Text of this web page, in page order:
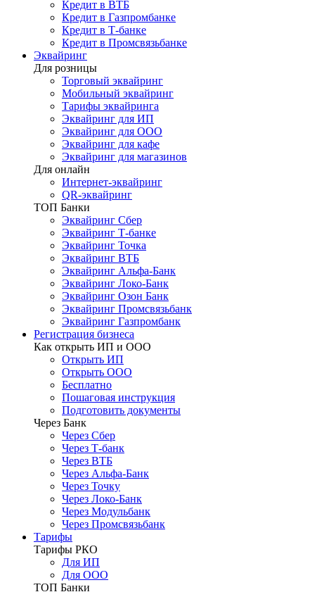
Кредит в ВТБ
Кредит в Газпромбанке
Кредит в Т-банке
Кредит в Промсвязьбанке
Эквайринг
Для розницы
Торговый эквайринг
Мобильный эквайринг
Тарифы эквайринга
Эквайринг для ИП
Эквайринг для ООО
Эквайринг для кафе
Эквайринг для магазинов
Для онлайн
Интернет-эквайринг
QR-эквайринг
ТОП Банки
Эквайринг Сбер
Эквайринг Т-банке
Эквайринг Точка
Эквайринг ВТБ
Эквайринг Альфа-Банк
Эквайринг Локо-Банк
Эквайринг Озон Банк
Эквайринг Промсвязьбанк
Эквайринг Газпромбанк
Регистрация бизнеса
Как открыть ИП и ООО
Открыть ИП
Открыть ООО
Бесплатно
Пошаговая инструкция
Подготовить документы
Через Банк
Через Сбер
Через Т-банк
Через ВТБ
Через Альфа-Банк
Через Точку
Через Локо-Банк
Через Модульбанк
Через Промсвязьбанк
Тарифы
Тарифы РКО
Для ИП
Для ООО
ТОП Банки